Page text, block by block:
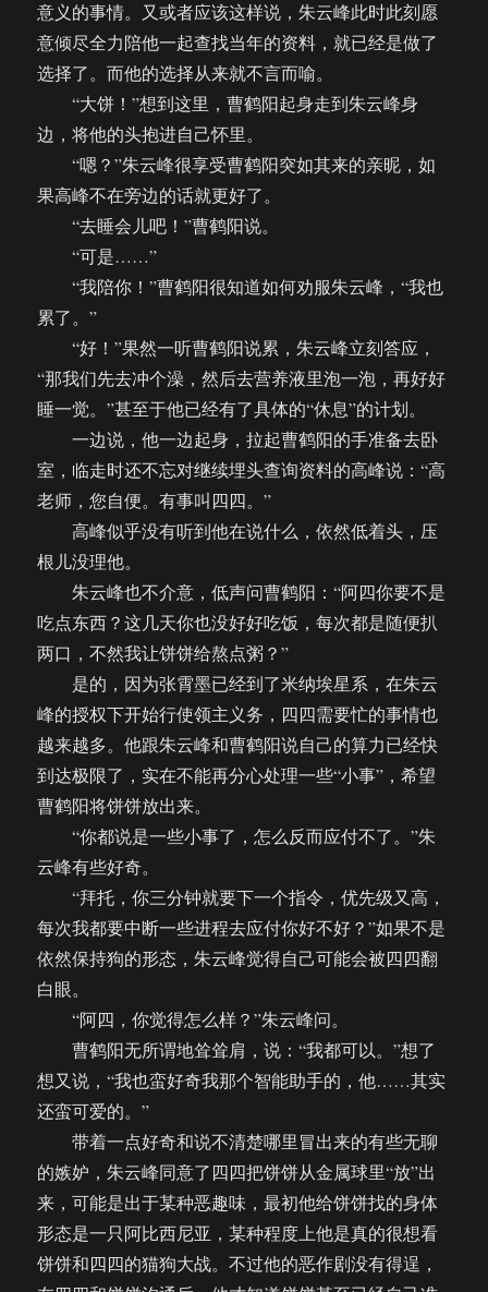
意义的事情。又或者应该这样说，朱云峰此时此刻愿
意倾尽全力陪他一起查找当年的资料，就已经是做了
选择了。而他的选择从来就不言而喻。
“大饼！”想到这里，曹鹤阳起身走到朱云峰身
边，将他的头抱进自己怀里。
“嗯？”朱云峰很享受曹鹤阳突如其来的亲昵，如
果高峰不在旁边的话就更好了。
“去睡会儿吧！”曹鹤阳说。
“可是……”
“我陪你！”曹鹤阳很知道如何劝服朱云峰，“我也
累了。”
“好！”果然一听曹鹤阳说累，朱云峰立刻答应，
“那我们先去冲个澡，然后去营养液里泡一泡，再好好
睡一觉。”甚至于他已经有了具体的“休息”的计划。
一边说，他一边起身，拉起曹鹤阳的手准备去卧
室，临走时还不忘对继续埋头查询资料的高峰说：“高
老师，您自便。有事叫四四。”
高峰似乎没有听到他在说什么，依然低着头，压
根儿没理他。
朱云峰也不介意，低声问曹鹤阳：“阿四你要不是
吃点东西？这几天你也没好好吃饭，每次都是随便扒
两口，不然我让饼饼给熬点粥？”
是的，因为张霄墨已经到了米纳埃星系，在朱云
峰的授权下开始行使领主义务，四四需要忙的事情也
越来越多。他跟朱云峰和曹鹤阳说自己的算力已经快
到达极限了，实在不能再分心处理一些“小事”，希望
曹鹤阳将饼饼放出来。
“你都说是一些小事了，怎么反而应付不了。”朱
云峰有些好奇。
“拜托，你三分钟就要下一个指令，优先级又高，
每次我都要中断一些进程去应付你好不好？”如果不是
依然保持狗的形态，朱云峰觉得自己可能会被四四翻
白眼。
“阿四，你觉得怎么样？”朱云峰问。
曹鹤阳无所谓地耸耸肩，说：“我都可以。”想了
想又说，“我也蛮好奇我那个智能助手的，他……其实
还蛮可爱的。”
带着一点好奇和说不清楚哪里冒出来的有些无聊
的嫉妒，朱云峰同意了四四把饼饼从金属球里“放”出
来，可能是出于某种恶趣味，最初他给饼饼找的身体
形态是一只阿比西尼亚，某种程度上他是真的很想看
饼饼和四四的猫狗大战。不过他的恶作剧没有得逞，